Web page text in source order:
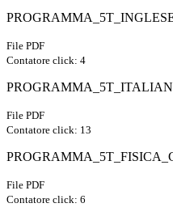
File PDF
Contatore click: 4
File PDF
Contatore click: 13
File PDF
Contatore click: 6